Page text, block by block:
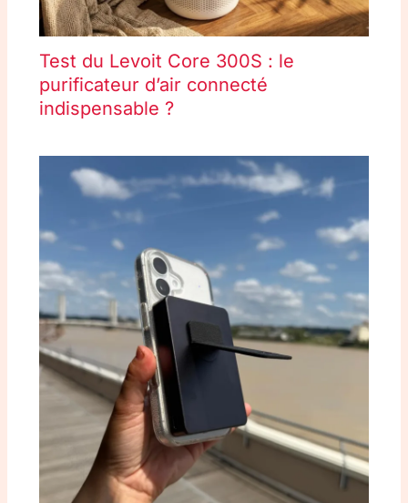
Test du Levoit Core 300S : le
purificateur d’air connecté
indispensable ?